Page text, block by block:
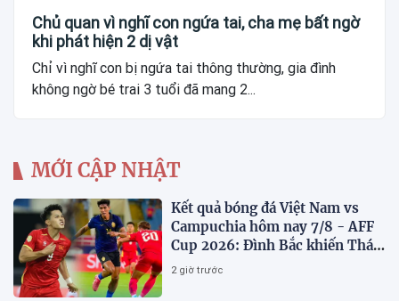
Chủ quan vì nghĩ con ngứa tai, cha mẹ bất ngờ
khi phát hiện 2 dị vật
Chỉ vì nghĩ con bị ngứa tai thông thường, gia đình
không ngờ bé trai 3 tuổi đã mang 2...
MỚI CẬP NHẬT
Kết quả bóng đá Việt Nam vs
Campuchia hôm nay 7/8 - AFF
Cup 2026: Đình Bắc khiến Thái
Lan run sợ
2 giờ trước